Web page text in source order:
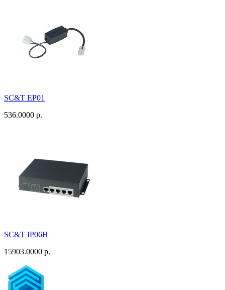
SC&T EP01
536.0000 р.
SC&T IP06H
15903.0000 р.